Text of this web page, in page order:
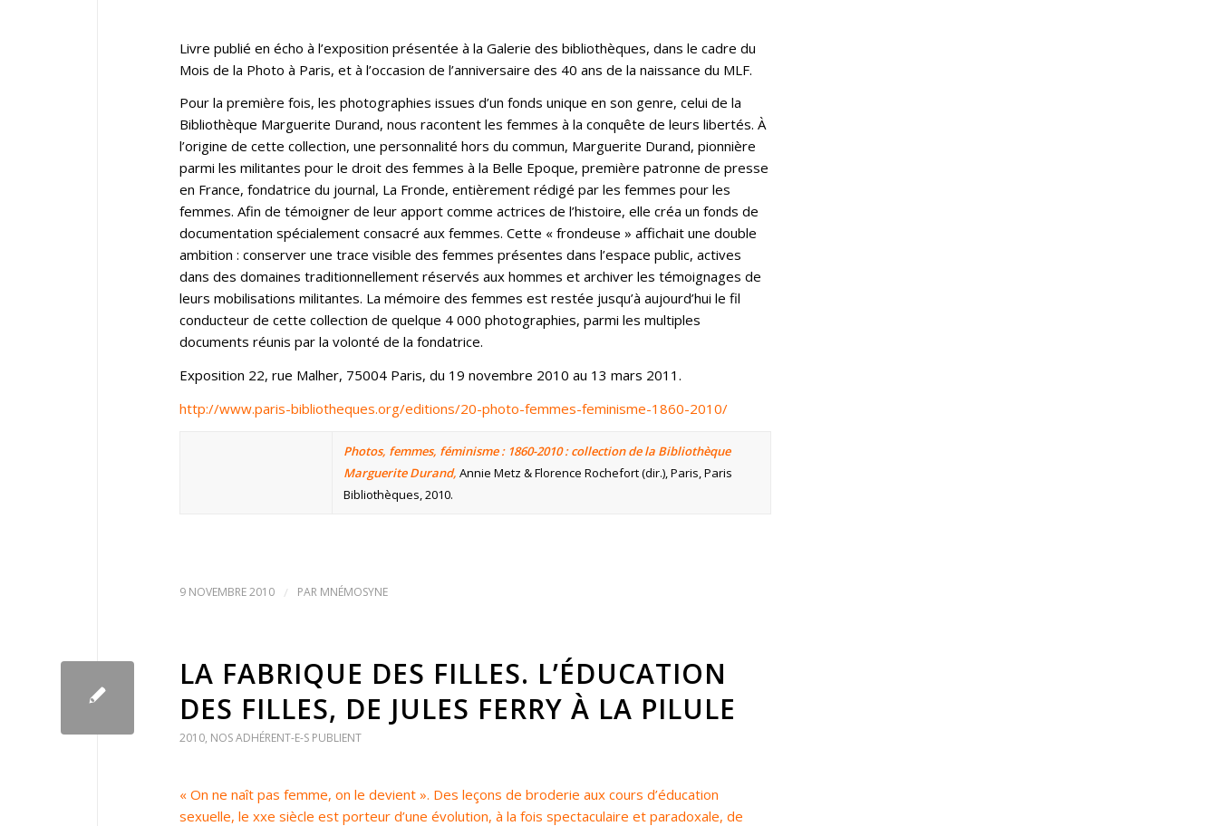
Livre publié en écho à l’exposition présentée à la Galerie des bibliothèques, dans le cadre du
Mois de la Photo à Paris, et à l’occasion de l’anniversaire des 40 ans de la naissance du MLF.
Pour la première fois, les photographies issues d’un fonds unique en son genre, celui de la
Bibliothèque Marguerite Durand, nous racontent les femmes à la conquête de leurs libertés. À
l’origine de cette collection, une personnalité hors du commun, Marguerite Durand, pionnière
parmi les militantes pour le droit des femmes à la Belle Epoque, première patronne de presse
en France, fondatrice du journal, La Fronde, entièrement rédigé par les femmes pour les
femmes. Afin de témoigner de leur apport comme actrices de l’histoire, elle créa un fonds de
documentation spécialement consacré aux femmes. Cette « frondeuse » affichait une double
ambition : conserver une trace visible des femmes présentes dans l’espace public, actives
dans des domaines traditionnellement réservés aux hommes et archiver les témoignages de
leurs mobilisations militantes. La mémoire des femmes est restée jusqu’à aujourd’hui le fil
conducteur de cette collection de quelque 4 000 photographies, parmi les multiples
documents réunis par la volonté de la fondatrice.
Exposition 22, rue Malher, 75004 Paris, du 19 novembre 2010 au 13 mars 2011.
http://www.paris-bibliotheques.org/editions/20-photo-femmes-feminisme-1860-2010/
Photos, femmes, féminisme : 1860-2010 : collection de la Bibliothèque
Marguerite Durand, Annie Metz & Florence Rochefort (dir.), Paris, Paris
Bibliothèques, 2010.
9 NOVEMBRE 2010 / PAR MNÉMOSYNE
LA FABRIQUE DES FILLES. L’ÉDUCATION
DES FILLES, DE JULES FERRY À LA PILULE
2010, NOS ADHÉRENT-E-S PUBLIENT
« On ne naît pas femme, on le devient ». Des leçons de broderie aux cours d’éducation
sexuelle, le xxe siècle est porteur d’une évolution, à la fois spectaculaire et paradoxale, de